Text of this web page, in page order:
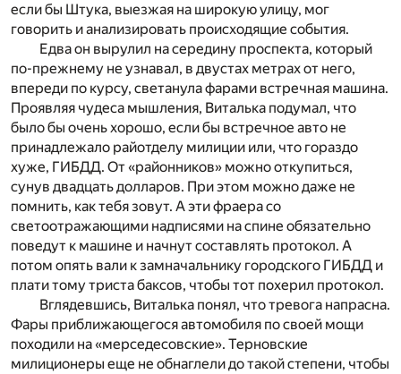
если бы Штука, выезжая на широкую улицу, мог
говорить и анализировать происходящие события.
Едва он вырулил на середину проспекта, который
по-прежнему не узнавал, в двустах метрах от него,
впереди по курсу, светанула фарами встречная машина.
Проявляя чудеса мышления, Виталька подумал, что
было бы очень хорошо, если бы встречное авто не
принадлежало райотделу милиции или, что гораздо
хуже, ГИБДД. От «районников» можно откупиться,
сунув двадцать долларов. При этом можно даже не
помнить, как тебя зовут. А эти фраера со
светоотражающими надписями на спине обязательно
поведут к машине и начнут составлять протокол. А
потом опять вали к замначальнику городского ГИБДД и
плати тому триста баксов, чтобы тот похерил протокол.
Вглядевшись, Виталька понял, что тревога напрасна.
Фары приближающегося автомобиля по своей мощи
походили на «мерседесовские». Терновские
милиционеры еще не обнаглели до такой степени, чтобы